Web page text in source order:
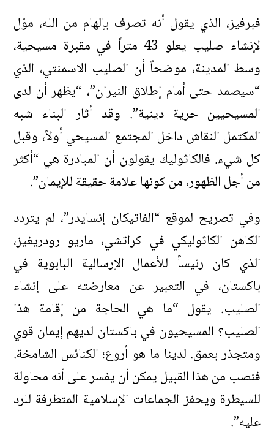
فبرفيز، الذي يقول أنه تصرف بإلهام من الله، موّل
لإنشاء صليب يعلو 43 متراً في مقبرة مسيحية،
وسط المدينة، موضحاً أن الصليب الاسمنتي، الذي
“سيصمد حتى أمام إطلاق النيران”، “يظهر أن لدى
المسيحيين حرية دينية”. وقد أثار البناء شبه
المكتمل النقاش داخل المجتمع المسيحي أولاً، وقبل
كل شيء. فالكاثوليك يقولون أن المبادرة هي “أكثر
من أجل الظهور، من كونها علامة حقيقة للإيمان”.
وفي تصريح لموقع “الفاتيكان إنسايدر”، لم يتردد
الكاهن الكاثوليكي في كراتشي، ماريو رودريغيز،
الذي كان رئيساً للأعمال الإرسالية البابوية في
باكستان، في التعبير عن معارضته على إنشاء
الصليب. يقول “ما هي الحاجة من إقامة هذا
الصليب؟ المسيحيون في باكستان لديهم إيمان قوي
ومتجذر بعمق. لدينا ما هو أروع؛ الكنائس الشامخة.
فنصب من هذا القبيل يمكن أن يفسر على أنه محاولة
للسيطرة ويحفز الجماعات الإسلامية المتطرفة للرد
عليه”.